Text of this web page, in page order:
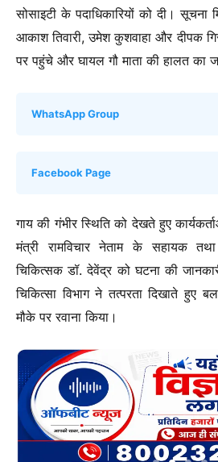
सोसाइटी के पदाधिकारियों को दी। सूचना
आकाश तिवारी, उमेश कुशवाहा और दीपक
पर पहुंचे और घायल गौ माता की हालत का
WhatsApp Group
Facebook Page
गाय की गंभीर स्थिति को देखते हुए
मंत्री रामविचार नेताम के सहायक
चिकित्सक डॉ. देवेंद्र को घटना की
चिकित्सा विभाग ने तत्परता दिखाते हुए
मौके पर रवाना किया।